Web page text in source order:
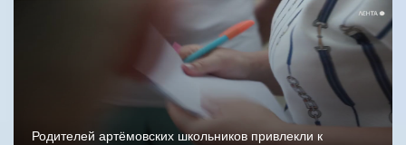
Родителей артёмовских школьников привлекли к